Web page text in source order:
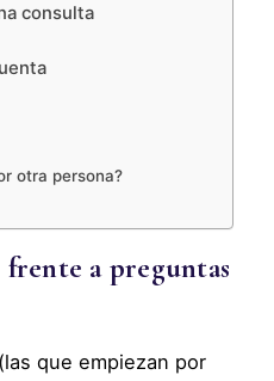
consulta
otra persona?
a preguntas
que empiezan por